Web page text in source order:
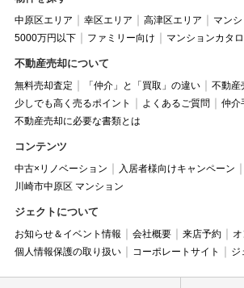
中原区エリア 幸区エリア 高津区エリア マン
5000万円以下
ファミリー向け マンションカタ
不動産売却について
無料売却査定 「仲介」と「買取」の違い
不動産
少しでも高く売るポイント
よくあるご質問
仲介
不動産売却に必要な書類とは
コンテンツ
中古×リノベーション
入居者様向けキャンペーン
川崎市中原区 マンション
ジェクトについて
お知らせ＆イベント情報 会社概要 来店予約
個人情報保護の取り扱い
コーポレートサイト ジ